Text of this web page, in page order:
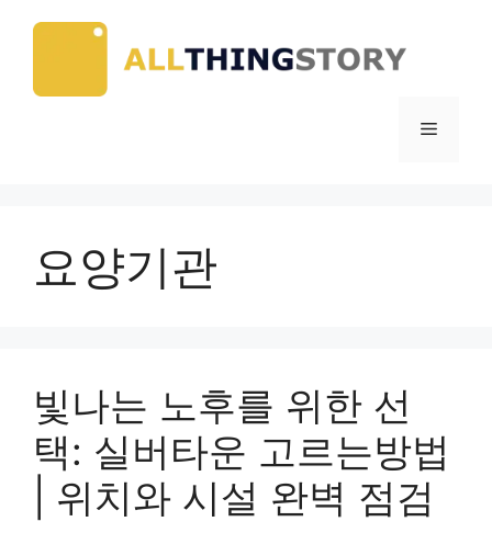
Menu
요양기관
빛나는 노후를 위한 선
택: 실버타운 고르는방법
| 위치와 시설 완벽 점검